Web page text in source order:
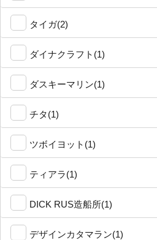
タイガ(2)
ダイナクラフト(1)
ダスキーマリン(1)
チタ(1)
ツボイヨット(1)
ティアラ(1)
DICK RUS造船所(1)
デザインカタマラン(1)